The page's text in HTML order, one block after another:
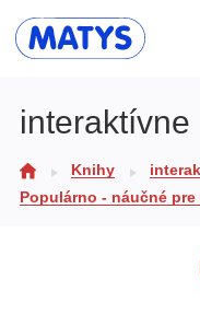
Beletria pre deti
interaktívne
Knihy
Populárno - náučné pre